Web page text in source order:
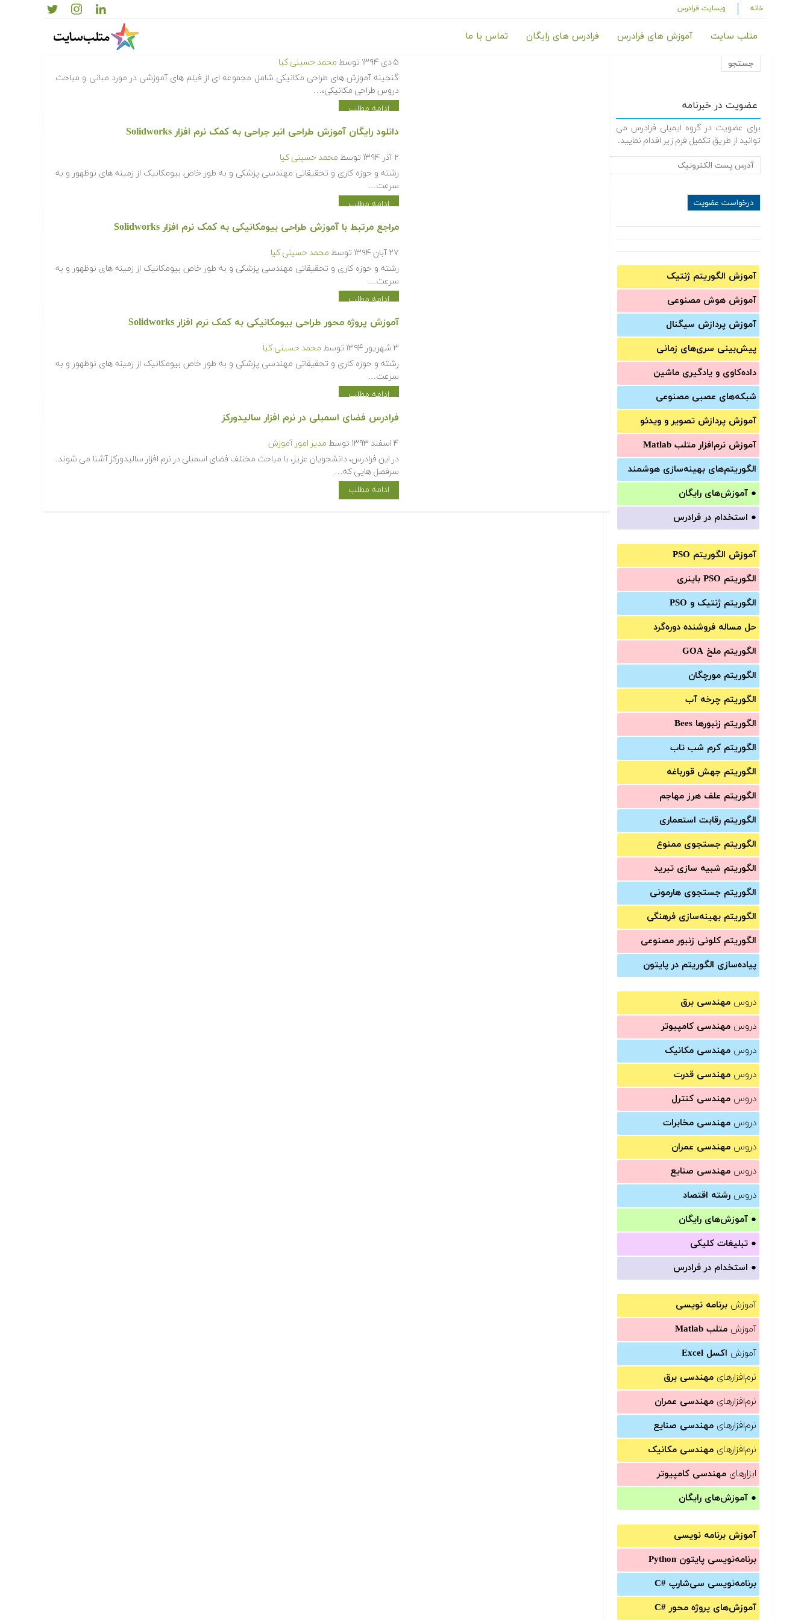
خانه وبسایت فرادرس
متلب سایت آموزش های فرادرس فرادرس های رایگان تماس با ما
عضویت در خبرنامه
برای عضویت در گروه ایمیلی فرادرس می
توانید از طریق تکمیل فرم زیر اقدام نمایید.
آموزش الگوریتم ژنتیک
آموزش‌ هوش مصنوعی
آموزش‌ پردازش سیگنال
پیش‌‌بینی سری‌‌های زمانی
داده‌کاوی و یادگیری ماشین
شبکه‌های عصبی مصنوعی
آموزش‌ پردازش تصویر و ویدئو
آموزش‌ نرم‌افزار متلب Matlab
الگوریتم‌های بهینه‌سازی هوشمند
● آموزش‌های رایگان
● استخدام در فرادرس
آموزش الگوریتم PSO
الگوریتم PSO باینری
الگوریتم ژنتیک و PSO
حل مساله فروشنده دوره‌گرد
الگوریتم ملخ GOA
الگوریتم مورچگان
الگوریتم چرخه آب
الگوریتم زنبورها Bees
الگوریتم کرم شب تاب
الگوریتم جهش قورباغه
الگوریتم علف هرز مهاجم
الگوریتم رقابت استعماری
الگوریتم جستجوی ممنوع
الگوریتم شبیه سازی تبرید
الگوریتم جستجوی هارمونی
الگوریتم بهینه‌سازی فرهنگی
الگوریتم کلونی زنبور مصنوعی
پیاده‌سازی الگوریتم در پایتون
دروس مهندسی برق
دروس مهندسی کامپیوتر
دروس مهندسی مکانیک
دروس مهندسی قدرت
دروس مهندسی کنترل
دروس مهندسی مخابرات
دروس مهندسی عمران
دروس مهندسی صنایع
دروس رشته اقتصاد
● آموزش‌های رایگان
● تبلیغات کلیکی
● استخدام در فرادرس
آموزش برنامه نویسی
آموزش متلب Matlab
آموزش اکسل Excel
نرم‌افزارهای مهندسی برق
نرم‌افزارهای مهندسی عمران
نرم‌افزارهای مهندسی صنایع
نرم‌افزارهای مهندسی مکانیک
ابزارهای مهندسی کامپیوتر
● آموزش‌های رایگان
آموزش برنامه نویسی
برنامه‌نویسی پایتون Python
برنامه‌‌نویسی سی‌شارپ C#‎
آموزش‌های پروژه محور #C
۵ دی ۱۳۹۴ توسط محمد حسینی کیا
گنجینه آموزش های طراحی مکانیکی شامل مجموعه ای از فیلم های آموزشی در مورد مبانی و مباحث
دروس طراحی مکانیکی،…
ادامه مطلب
دانلود رایگان آموزش طراحی انبر جراحی به کمک نرم افزار Solidworks
۲ آذر ۱۳۹۴ توسط محمد حسینی کیا
رشته و حوزه کاری و تحقیقاتی مهندسی پزشکی و به طور خاص بیومکانیک از زمینه های نوظهور و به
سرعت…
ادامه مطلب
مراجع مرتبط با آموزش طراحی بیومکانیکی به کمک نرم افزار Solidworks
۲۷ آبان ۱۳۹۴ توسط محمد حسینی کیا
رشته و حوزه کاری و تحقیقاتی مهندسی پزشکی و به طور خاص بیومکانیک از زمینه های نوظهور و به
سرعت…
ادامه مطلب
آموزش پروژه محور طراحی بیومکانیکی به کمک نرم افزار Solidworks
۳ شهریور ۱۳۹۴ توسط محمد حسینی کیا
رشته و حوزه کاری و تحقیقاتی مهندسی پزشکی و به طور خاص بیومکانیک از زمینه های نوظهور و به
سرعت…
ادامه مطلب
فرادرس فضای اسمبلی در نرم افزار سالیدورکز
۴ اسفند ۱۳۹۳ توسط مدیر امور آموزش
در این فرادرس، دانشجویان عزیز، با مباحث مختلف فضای اسمبلی در نرم افزار سالیدورکز آشنا می شوند.
سرفصل هایی که…
ادامه مطلب